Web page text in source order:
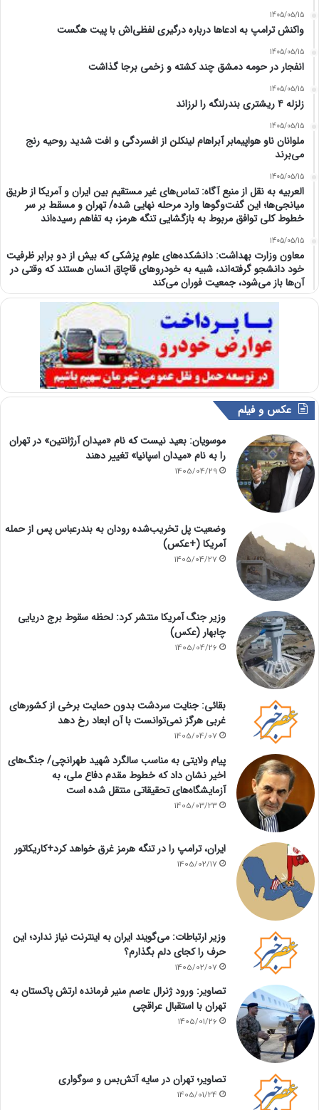
1405/05/15
واکنش ترامپ به ادعاها درباره درگیری لفظی‌اش با پیت هگست
1405/05/15
انفجار در حومه دمشق چند کشته و زخمی برجا گذاشت
1405/05/15
زلزله ۴ ریشتری بندرلنگه را لرزاند
1405/05/15
ملوانان ناو هواپیمابر آبراهام لینکلن از افسردگی و افت شدید روحیه رنج
می‌برند
1405/05/15
العربیه به نقل از منبع آگاه: تماس‌های غیر مستقیم بین ایران و آمریکا از طریق
میانجی‌ها؛ این گفت‌و‌گو‌ها وارد مرحله نهایی شده/ تهران و مسقط بر سر
خطوط کلی توافق مربوط به بازگشایی تنگه هرمز، به تفاهم رسیده‌اند
1405/05/15
معاون وزارت بهداشت: دانشکده‌های علوم پزشکی که بیش از دو برابر ظرفیت
خود دانشجو گرفته‌اند، شبیه به خودرو‌های قاچاق انسان هستند که وقتی در
آن‌ها باز می‌شود، جمعیت فوران می‌کند
عکس و فیلم
موسویان: بعید نیست که نام «میدان آرژانتین» در تهران
را به نام «میدان اسپانیا» تغییر دهند
1405/04/29
وضعیت پل تخریب‌شده رودان به بندرعباس پس از حمله
آمریکا (+عکس)
1405/04/27
وزیر جنگ آمریکا منتشر کرد: لحظه سقوط برج دریایی
چابهار (عکس)
1405/04/26
بقائی: جنایت سردشت بدون حمایت برخی از کشورهای
غربی هرگز نمی‌توانست با آن ابعاد رخ دهد
1405/04/07
پیام ولایتی به مناسب سالگرد شهید طهرانچی/ جنگ‌های
اخیر نشان داد که خطوط مقدم دفاع ملی، به
آزمایشگاه‌های تحقیقاتی منتقل شده است
1405/03/23
ایران، ترامپ را در تنگه هرمز غرق خواهد کرد+کاریکاتور
1405/02/17
وزیر ارتباطات: می‌گویند ایران به اینترنت نیاز ندارد؛ این
حرف را کجای دلم بگذارم؟
1405/02/07
تصاویر: ورود ژنرال عاصم منیر فرمانده ارتش پاکستان به
تهران با استقبال عراقچی
1405/01/26
تصاویر؛ تهران در سایه آتش‌بس و سوگواری
1405/01/24